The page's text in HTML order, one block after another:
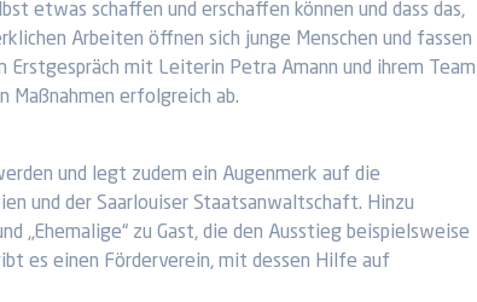
etwas schaffen und erschaffen können und dass das,
Arbeiten öffnen sich junge Menschen und fassen
mit Leiterin Petra Amann und ihrem Team
Maßnahmen erfolgreich ab.
und legt zudem ein Augenmerk auf die
und der Saarlouiser Staatsanwaltschaft. Hinzu
„Ehemalige“ zu Gast, die den Ausstieg beispielsweise
es einen Förderverein, mit dessen Hilfe auf